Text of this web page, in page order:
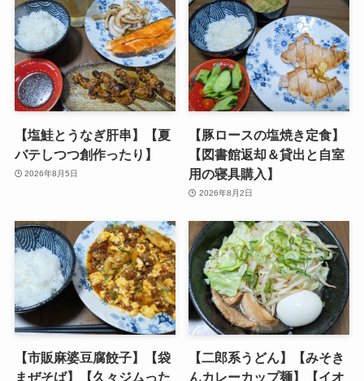
【塩鮭とうなぎ肝串】【夏
バテしつつ創作ったり】
2026年8月5日
【豚ロースの塩焼き定食】
【図書館返却＆貸出と自室
用の寝具購入】
2026年8月2日
【市販麻婆豆腐餃子】【袋
まぜそば】【久々ジムった
【二郎系うどん】【みそき
んカレーカップ麺】【イオ